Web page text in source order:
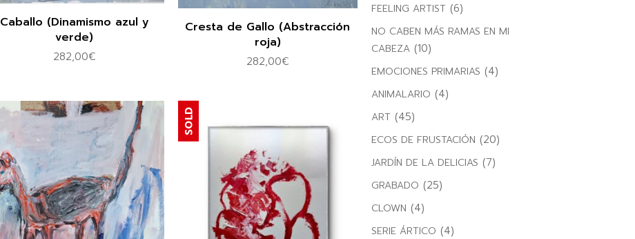
Caballo (Dinamismo azul y
verde)
282,00€
Cresta de Gallo (Abstracción
roja)
282,00€
SOLD
FEELING ARTIST (6)
NO CABEN MÁS RAMAS EN MI
CABEZA (10)
EMOCIONES PRIMARIAS (4)
ANIMALARIO (4)
ART (45)
ECOS DE FRUSTACIÓN (20)
JARDÍN DE LA DELICIAS (7)
GRABADO (25)
CLOWN (4)
SERIE ÁRTICO (4)